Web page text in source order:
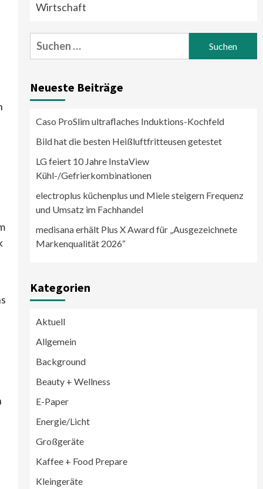
Wirtschaft
Suchen
nach:
Neueste Beiträge
Caso ProSlim ultraflaches Induktions-Kochfeld
Bild hat die besten Heißluftfritteusen getestet
LG feiert 10 Jahre InstaView
Kühl-/Gefrierkombinationen
electroplus küchenplus und Miele steigern Frequenz
und Umsatz im Fachhandel
medisana erhält Plus X Award für „Ausgezeichnete
Markenqualität 2026“
Kategorien
Aktuell
Allgemein
Background
Beauty + Wellness
E-Paper
Energie/Licht
Großgeräte
Kaffee + Food Prepare
Kleingeräte
LG feiert 10 Jahre InstaView